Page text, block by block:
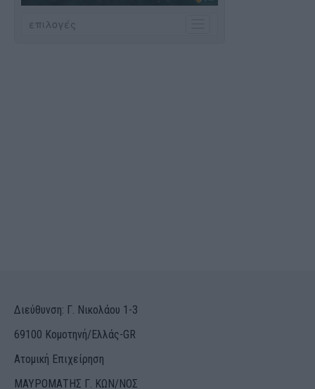
Διεύθυνση: Γ. Νικολάου 1-3
69100 Κομοτηνή/Ελλάς-GR
Ατομική Επιχείρηση
ΜΑΥΡΟΜΑΤΗΣ Γ. ΚΩΝ/ΝΟΣ